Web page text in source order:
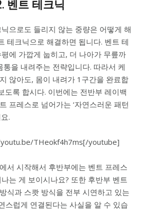
벤트 테크닉
으로도 들리지 않는 중량은 어떻게 해
테크닉으로 해결하면 됩니다. 벤트 테
에 가깝게 눕히고, 더 나아가 무릎까
을 내려주는 전략입니다. 따라서 케
않아도, 몸이 내려가 1구간을 완료합
도록 합시다. 이번에는 전반부 레이백
프레스로 넘어가는 ‘자연스러운 패턴
.
THeokf4h7ms[/youtube]
서 시작해서 후반부에는 벤트 프레스
는 게 보이시나요? 또한 후반부 벤트
식과 스쾃 방식을 전부 시연하고 있는
스럽게 연결된다는 사실을 알 수 있습